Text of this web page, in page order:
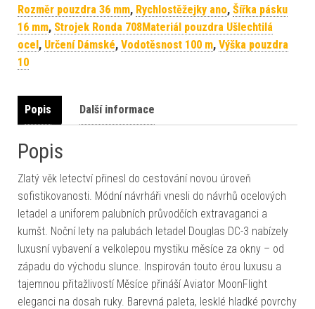
Rozměr pouzdra 36 mm, Rychlostěžejky ano, Šířka pásku
16 mm, Strojek Ronda 708Materiál pouzdra Ušlechtilá
ocel, Určení Dámské, Vodotěsnost 100 m, Výška pouzdra
10
Popis Další informace
Popis
Zlatý věk letectví přinesl do cestování novou úroveň
sofistikovanosti. Módní návrháři vnesli do návrhů ocelových
letadel a uniforem palubních průvodčích extravaganci a
kumšt. Noční lety na palubách letadel Douglas DC-3 nabízely
luxusní vybavení a velkolepou mystiku měsíce za okny – od
západu do východu slunce. Inspirován touto érou luxusu a
tajemnou přitažlivostí Měsíce přináší Aviator MoonFlight
eleganci na dosah ruky. Barevná paleta, lesklé hladké povrchy